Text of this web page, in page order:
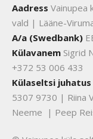
Aadress Vainupea
vald | Lääne-
A/a (Swedbank)
Külavanem Sigrid
+372 53 006 433
Külaseltsi juhatus
5307 9730 | Riina
Neeme | Peep